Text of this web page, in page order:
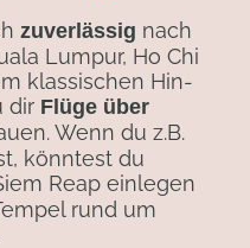
zuverlässig nach
Lumpur, Ho Chi
klassischen Hin-
dir Flüge über
Wenn du z.B.
könntest du
Reap einlegen
rund um